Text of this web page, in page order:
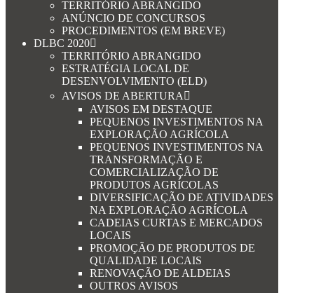
TERRITÓRIO ABRANGIDO
ANÚNCIO DE CONCURSOS
PROCEDIMENTOS (EM BREVE)
DLBC 2020
TERRITÓRIO ABRANGIDO
ESTRATÉGIA LOCAL DE
DESENVOLVIMENTO (ELD)
AVISOS DE ABERTURA
AVISOS EM DESTAQUE
PEQUENOS INVESTIMENTOS NA
EXPLORAÇÃO AGRÍCOLA
PEQUENOS INVESTIMENTOS NA
TRANSFORMAÇÃO E
COMERCIALIZAÇÃO DE
PRODUTOS AGRÍCOLAS
DIVERSIFICAÇÃO DE ATIVIDADES
NA EXPLORAÇÃO AGRÍCOLA
CADEIAS CURTAS E MERCADOS
LOCAIS
PROMOÇÃO DE PRODUTOS DE
QUALIDADE LOCAIS
RENOVAÇÃO DE ALDEIAS
OUTROS AVISOS